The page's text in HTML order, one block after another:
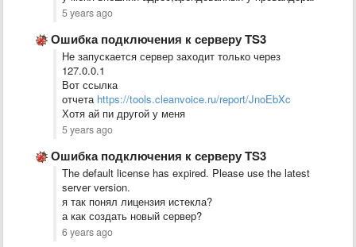
5 years ago
Ошибка подключения к серверу TS3
Не запускается сервер заходит только через
127.0.0.1
Вот ссылка
отчета https://tools.cleanvoice.ru/report/JnoEbXc
Хотя ай пи другой у меня
5 years ago
Ошибка подключения к серверу TS3
The default license has expired. Please use the latest
server version.
я так понял лицензия истекла?
а как создать новый сервер?
6 years ago